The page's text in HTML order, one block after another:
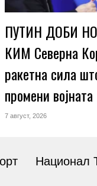
ПУТИН ДОБИ
КИМ Северна
ракетна сила
промени војната
7 август, 2026
Национал